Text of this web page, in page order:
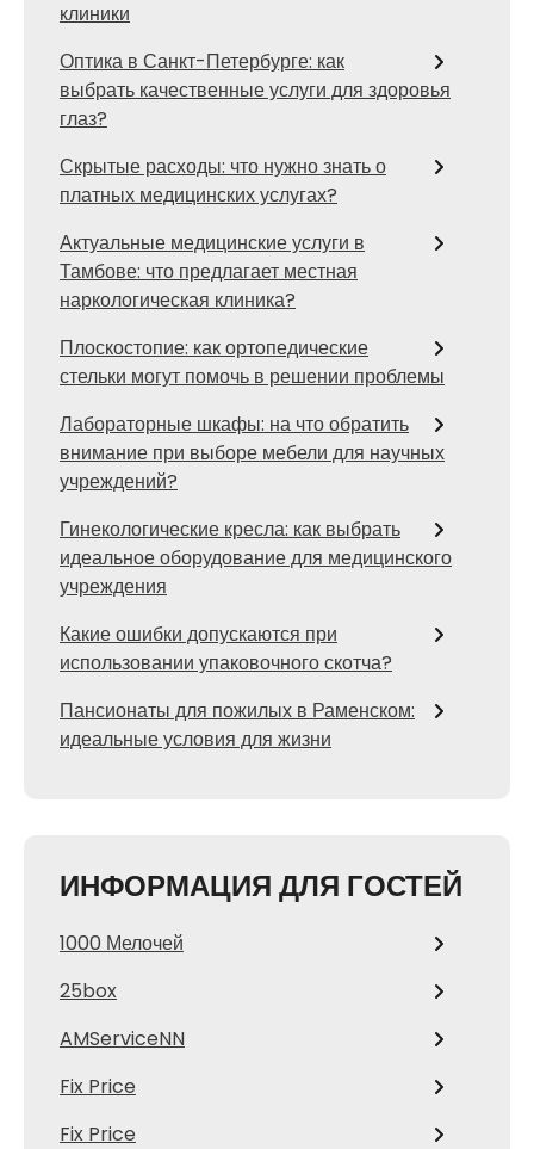
клиники
Оптика в Санкт-Петербурге: как
выбрать качественные услуги для здоровья
глаз?
Скрытые расходы: что нужно знать о
платных медицинских услугах?
Актуальные медицинские услуги в
Тамбове: что предлагает местная
наркологическая клиника?
Плоскостопие: как ортопедические
стельки могут помочь в решении проблемы
Лабораторные шкафы: на что обратить
внимание при выборе мебели для научных
учреждений?
Гинекологические кресла: как выбрать
идеальное оборудование для медицинского
учреждения
Какие ошибки допускаются при
использовании упаковочного скотча?
Пансионаты для пожилых в Раменском:
идеальные условия для жизни
ИНФОРМАЦИЯ ДЛЯ ГОСТЕЙ
1000 Мелочей
25box
AMServiceNN
Fix Price
Fix Price